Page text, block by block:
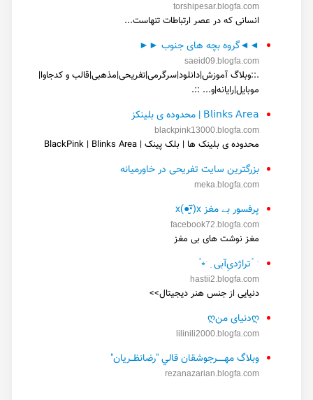
torshipesar.blogfa.com
انسانی که در عصر ارتباطات تنهاست...
◄◄گروه بچه های جنوب ►►
saeid09.blogfa.com
.::وبلاگ آموزش|دانلود|سرگرمی|تفریحی|مذهبی|قالب و کدجاوا|
موبایل|رایانه|و... ::.
𝖡𝗅𝗂𝗇𝗄𝗌 𝖠𝗋𝖾𝖺 | محدوده ی بلینکز
blackpink13000.blogfa.com
محدوده ی بلینک ها | بلک پینک | BlackPink | Blinks Area
بزرگترین سایت تفریحی در خاورمیانه
meka.blogfa.com
پرفسور بے مغز x(●̮̮̃•̃)x
facebook72.blogfa.com
مغز نوشت های بی مغز
ˑ ۫تراژدیِ‌آبی ִ ˑ⭒ ۫
hastii2.blogfa.com
دنیایی از جنس هنر دیجیتال>>
ღدنیای منღ
lilinili2000.blogfa.com
وبلاگ مهـــــرجوشقان قالي "رضانظــریان"
rezanazarian.blogfa.com